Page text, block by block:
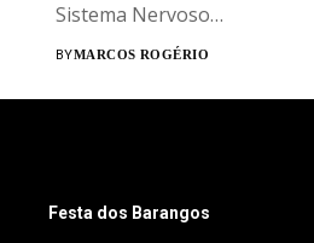
Sistema Nervoso
Central...
BYMARCOS ROGÉRIO
Festa dos Barangos